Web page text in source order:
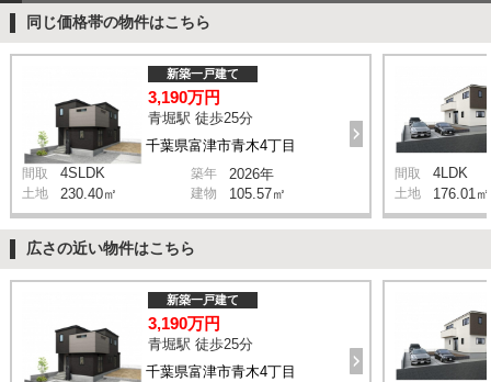
同じ価格帯の物件はこちら
千葉県富津市青木4丁目
新築一戸建て
3,190万円
青堀駅 徒歩25分
間取 4SLDK 築年 2026年
土地 230.40㎡ 建物 105.57㎡
間取 4LDK
土地 176.01㎡
広さの近い物件はこちら
千葉県富津市青木4丁目
新築一戸建て
3,190万円
青堀駅 徒歩25分